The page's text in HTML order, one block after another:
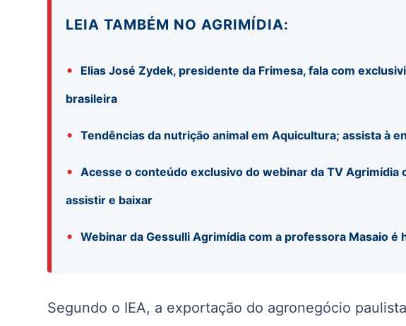
LEIA TAMBÉM NO AGRIMÍDIA:
•
Elias José Zydek, presidente da Frimesa, fala com
brasileira
• Tendências da nutrição animal em Aquicultura; assista à
•
Acesse o conteúdo exclusivo do webinar da TV Agrimídia
assistir e baixar
• Webinar da Gessulli Agrimídia com a professora Masaio é
Segundo o IEA, a exportação do agronegócio